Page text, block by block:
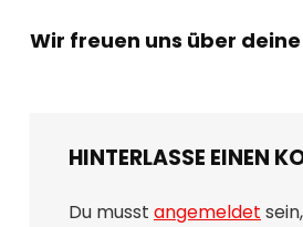
Wir freuen uns über
HINTERLASSE EINEN
Du musst angemeldet